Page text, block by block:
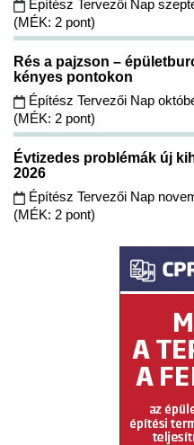
Építész Tervezői Nap
(MÉK: 2 pont)
Rés a pajzson –
kényes pontokon
Építész Tervezői Nap
(MÉK: 2 pont)
Évtizedes problémák új
2026
Építész Tervezői Nap
(MÉK: 2 pont)